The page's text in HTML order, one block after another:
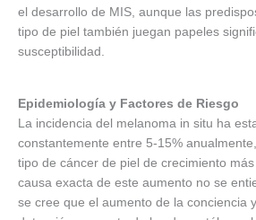
el desarrollo de MIS, aunque las
tipo de piel también juegan papeles
susceptibilidad.
Epidemiología y Factores de Riesgo
La incidencia del melanoma in situ ha
constantemente entre 5-15%
tipo de cáncer de piel de crecimiento
causa exacta de este aumento no se
se cree que el aumento de la conciencia